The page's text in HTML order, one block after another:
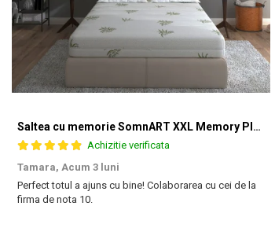
Saltea cu memorie SomnART XXL Memory Plus 160x190, înălțime 25cm, pentru persoane supraponderale, husă Aloe Vera detașabilă, rulată, fermitate mare
Achizitie verificata
Tamara, Acum 3 luni
Perfect totul a ajuns cu bine! Colaborarea cu cei de la
firma de nota 10.